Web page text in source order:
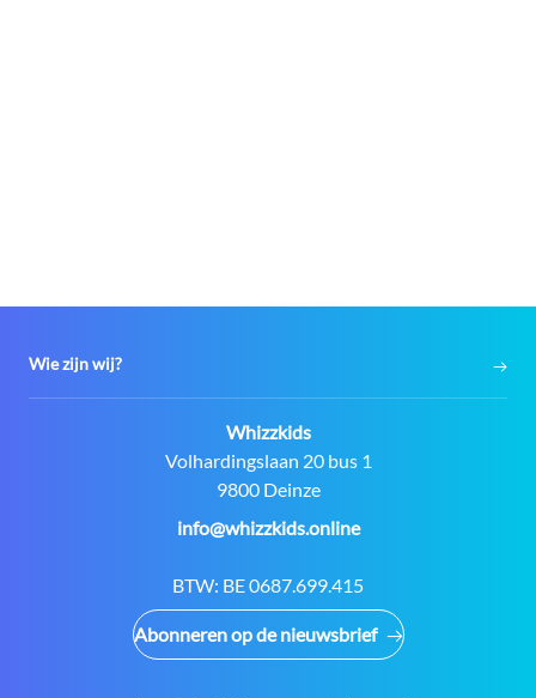
Wie zijn wij?
Contact:
Whizzkids
Adres:
Volhardingslaan 20 bus 1
9800 Deinze
E-
info@whizzkids.online
BTW: BE 0687.699.415
Abonneren op de nieuwsbrief